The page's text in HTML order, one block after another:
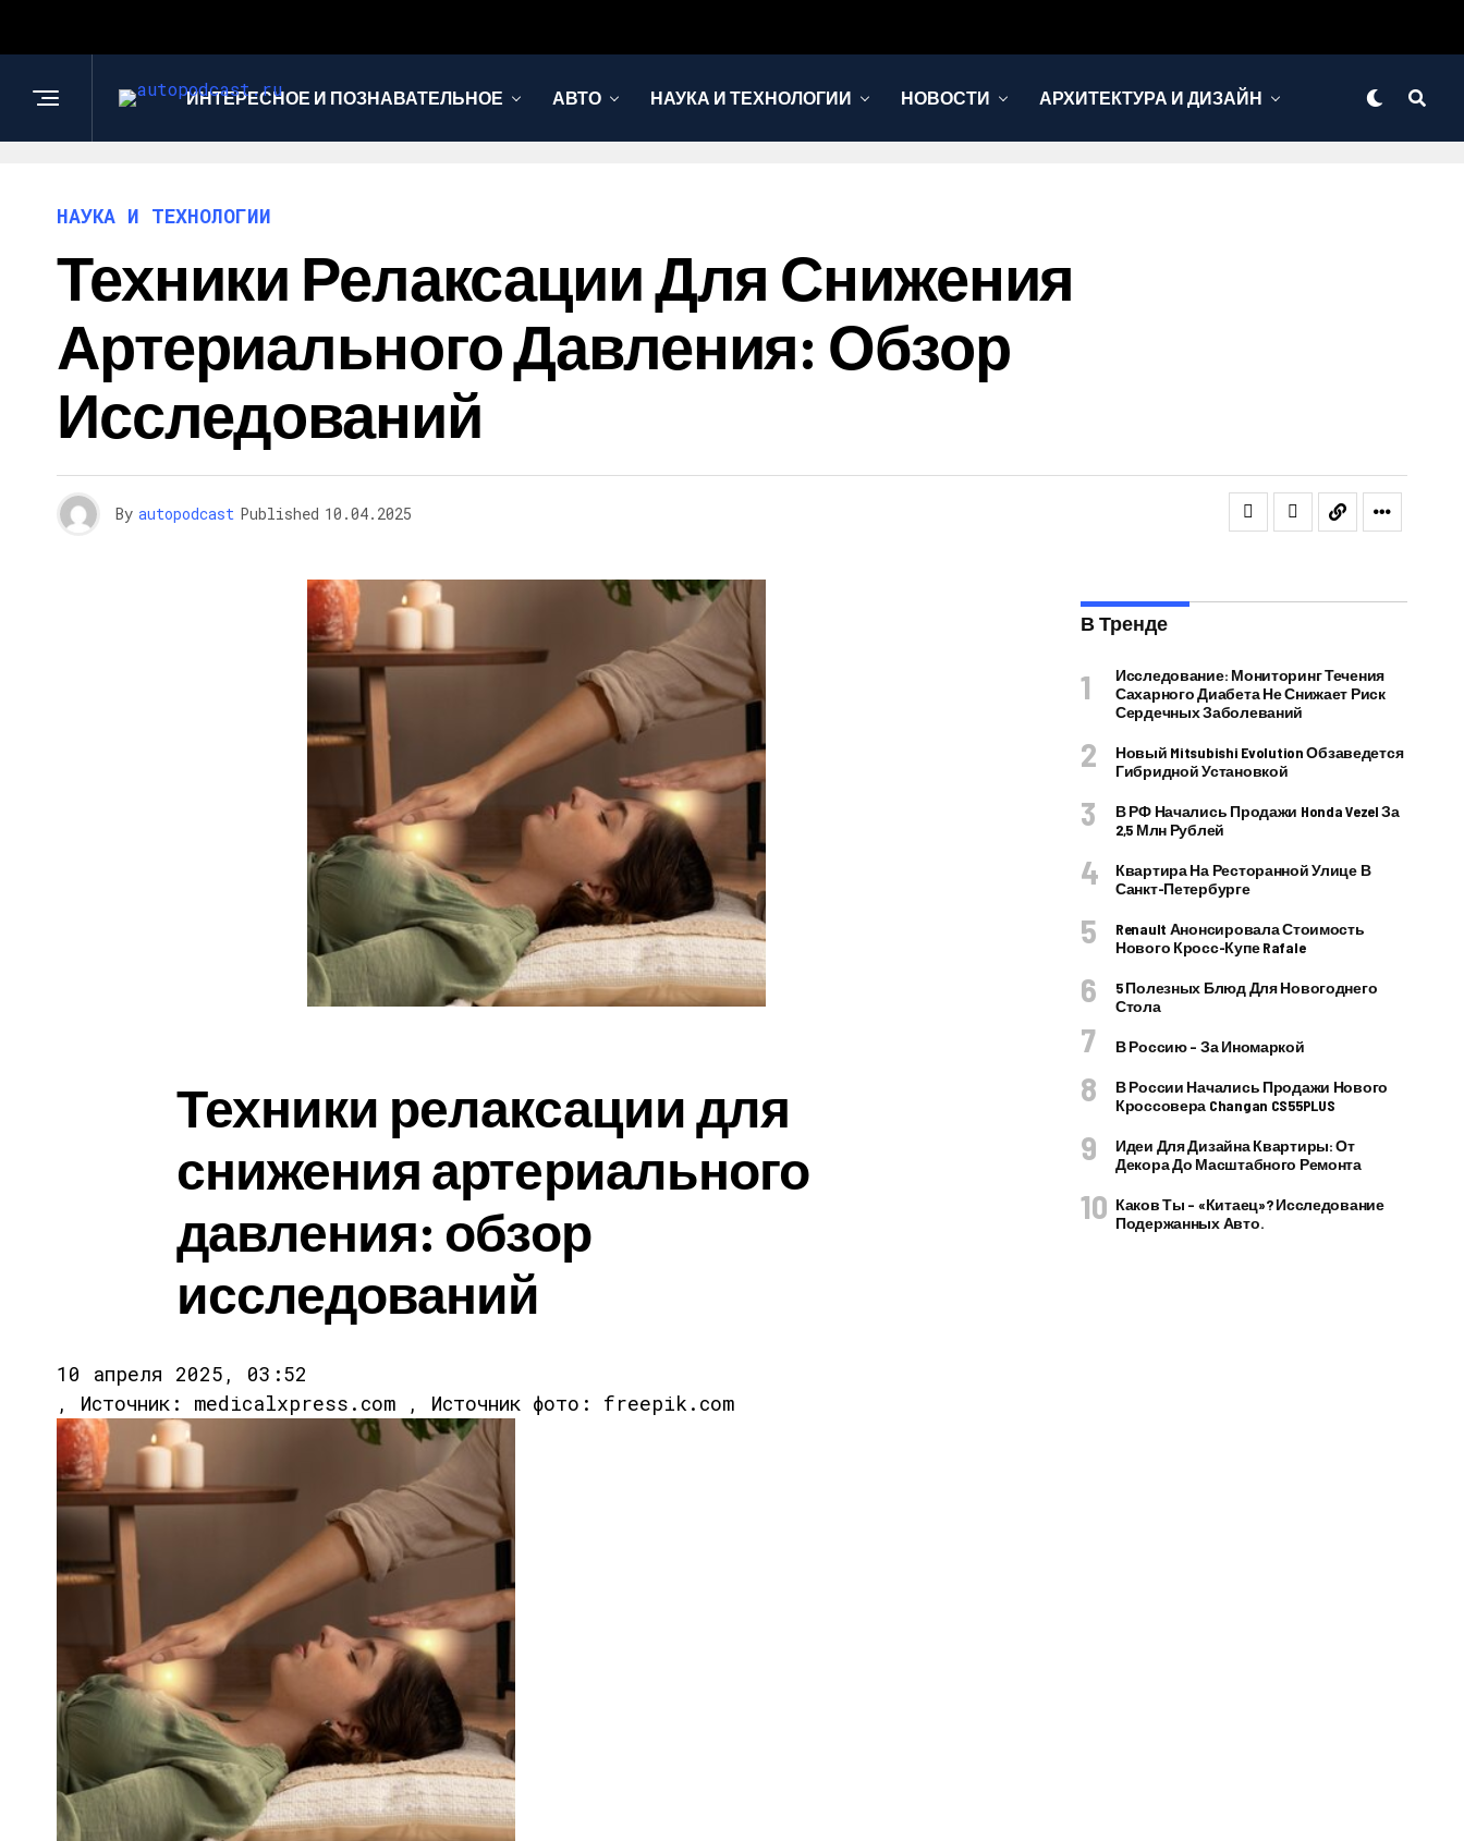
ИНТЕРЕСНОЕ И ПОЗНАВАТЕЛЬНОЕ АВТО НАУКА И ТЕХНОЛОГИИ НОВОСТИ АРХИТЕКТУРА И ДИЗАЙН
НАУКА И ТЕХНОЛОГИИ
Техники Релаксации Для Снижения
Артериального Давления: Обзор
Исследований
By autopodcast Published 10.04.2025
Техники релаксации для
снижения артериального
давления: обзор
исследований
10 апреля 2025, 03:52
, Источник: medicalxpress.com , Источник фото: freepik.com
В Тренде
Исследование: Мониторинг Течения
Сахарного Диабета Не Снижает Риск
Сердечных Заболеваний
Новый Mitsubishi Evolution Обзаведется
Гибридной Установкой
В РФ Начались Продажи Honda Vezel За
2,5 Млн Рублей
Квартира На Ресторанной Улице В
Санкт-Петербурге
Renault Анонсировала Стоимость
Нового Кросс-Купе Rafale
5 Полезных Блюд Для Новогоднего
Стола
В Россию – За Иномаркой
В России Начались Продажи Нового
Кроссовера Changan CS55PLUS
Идеи Для Дизайна Квартиры: От
Декора До Масштабного Ремонта
Каков Ты – «китаец»? Исследование
Подержанных Авто.